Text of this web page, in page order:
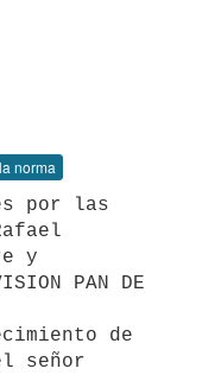
norma
y
PAN DE
de
señor